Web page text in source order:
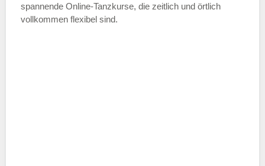
Name der Tanzschule
spannende Online-Tanzkurse, die zeitlich und örtlich
vollkommen flexibel sind.